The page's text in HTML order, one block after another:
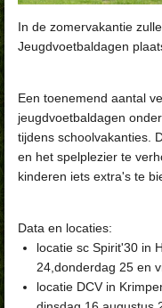
In de zomervakantie
Jeugdvoetbaldagen
Een toenemend aantal
jeugdvoetbaldagen
tijdens schoolvakanties.
en het spelplezier te
kinderen iets extra's te
Data en locaties:
locatie sc Spirit'30 in
24,donderdag 25 en
locatie DCV in